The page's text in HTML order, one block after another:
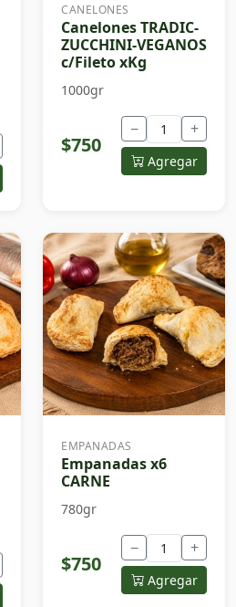
CANELONES
Canelones TRADIC-
ZUCCHINI-VEGANOS
c/Fileto xKg
1000gr
$750
− +
Agregar
EMPANADAS
Empanadas x6
CARNE
780gr
$750
− +
Agregar